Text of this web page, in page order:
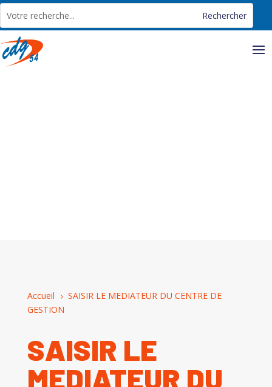
Accueil 5 SAISIR LE MEDIATEUR DU CENTRE DE
GESTION
SAISIR LE
MEDIATEUR DU
Panneau de gestion des cookies